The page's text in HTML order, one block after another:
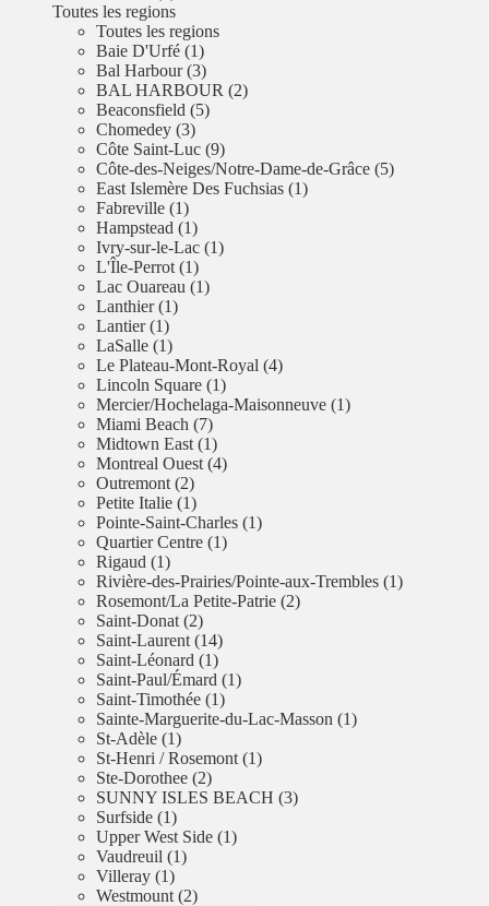
Toutes les regions
Toutes les regions
Baie D'Urfé (1)
Bal Harbour (3)
BAL HARBOUR (2)
Beaconsfield (5)
Chomedey (3)
Côte Saint-Luc (9)
Côte-des-Neiges/Notre-Dame-de-Grâce (5)
East Islemère Des Fuchsias (1)
Fabreville (1)
Hampstead (1)
Ivry-sur-le-Lac (1)
L'Île-Perrot (1)
Lac Ouareau (1)
Lanthier (1)
Lantier (1)
LaSalle (1)
Le Plateau-Mont-Royal (4)
Lincoln Square (1)
Mercier/Hochelaga-Maisonneuve (1)
Miami Beach (7)
Midtown East (1)
Montreal Ouest (4)
Outremont (2)
Petite Italie (1)
Pointe-Saint-Charles (1)
Quartier Centre (1)
Rigaud (1)
Rivière-des-Prairies/Pointe-aux-Trembles (1)
Rosemont/La Petite-Patrie (2)
Saint-Donat (2)
Saint-Laurent (14)
Saint-Léonard (1)
Saint-Paul/Émard (1)
Saint-Timothée (1)
Sainte-Marguerite-du-Lac-Masson (1)
St-Adèle (1)
St-Henri / Rosemont (1)
Ste-Dorothee (2)
SUNNY ISLES BEACH (3)
Surfside (1)
Upper West Side (1)
Vaudreuil (1)
Villeray (1)
Westmount (2)